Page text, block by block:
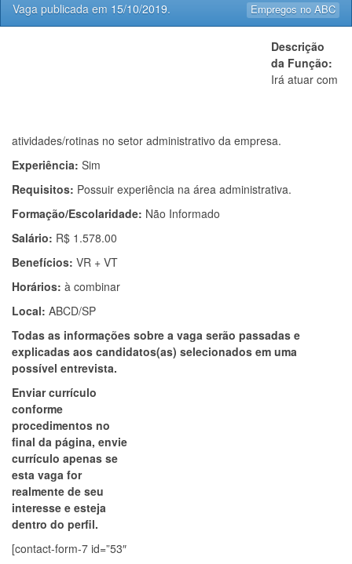
Empregos no ABC
Vaga publicada em 15/10/2019.
Descrição
da Função:
Irá atuar com
atividades/rotinas no setor administrativo da empresa.
Experiência: Sim
Requisitos: Possuir experiência na área administrativa.
Formação/Escolaridade: Não Informado
Salário: R$ 1.578.00
Benefícios: VR + VT
Horários: à combinar
Local: ABCD/SP
Todas as informações sobre a vaga serão passadas e
explicadas aos candidatos(as) selecionados em uma
possível entrevista.
Enviar currículo
conforme
procedimentos no
final da página, envie
currículo apenas se
esta vaga for
realmente de seu
interesse e esteja
dentro do perfil.
[contact-form-7 id=”53″